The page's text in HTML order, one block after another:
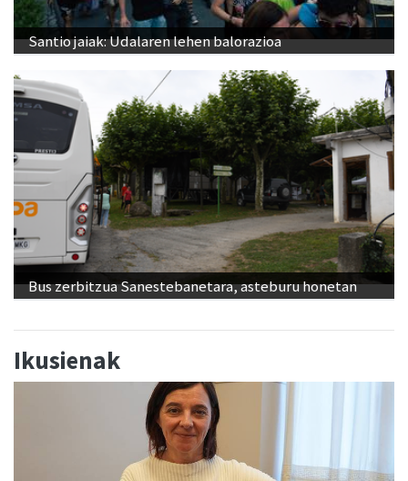
Santio jaiak: Udalaren lehen balorazioa
Bus zerbitzua Sanestebanetara, asteburu honetan
Ikusienak